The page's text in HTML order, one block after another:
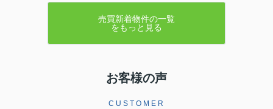
売買新着物件の一覧
をもっと見る
お客様の声
CUSTOMER